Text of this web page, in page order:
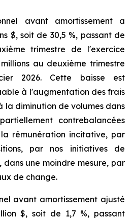
avant amortissement a
$, soit de 30,5 %, passant de
trimestre de l'exercice
au deuxième trimestre
2026. Cette baisse est
à l'augmentation des frais
la diminution de volumes dans
contrebalancées
rémunération incitative, par
par nos initiatives de
une moindre mesure, par
de change.
avant amortissement ajusté
$, soit de 1,7 %, passant